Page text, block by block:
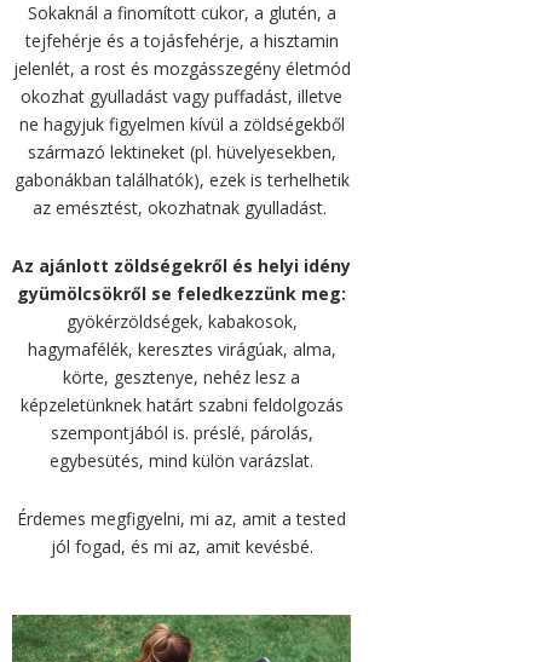
Sokaknál a finomított cukor, a glutén, a
tejfehérje és a tojásfehérje, a hisztamin
jelenlét, a rost és mozgásszegény életmód
okozhat gyulladást vagy puffadást, illetve
ne hagyjuk figyelmen kívül a zöldségekből
származó lektineket (pl. hüvelyesekben,
gabonákban találhatók), ezek is terhelhetik
az emésztést, okozhatnak gyulladást.
Az ajánlott zöldségekről és helyi idény
gyümölcsökről se feledkezzünk meg:
gyökérzöldségek, kabakosok,
hagymafélék, keresztes virágúak, alma,
körte, gesztenye, nehéz lesz a
képzeletünknek határt szabni feldolgozás
szempontjából is. préslé, párolás,
egybesütés, mind külön varázslat.
Érdemes megfigyelni, mi az, amit a tested
jól fogad, és mi az, amit kevésbé.